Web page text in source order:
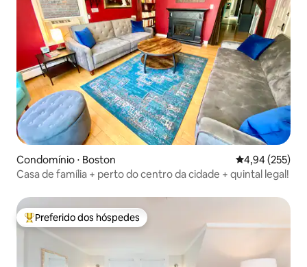
Condomínio ⋅ Boston 4,94 de uma
4,94 (255)
Casa de família + perto do centro da cidade + quintal legal!
Entre os melhores preferidos dos hóspedes
Preferido dos hóspedes